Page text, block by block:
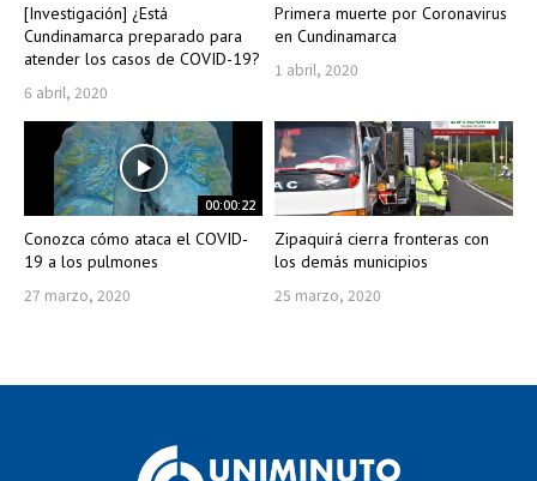
[Investigación] ¿Está
Cundinamarca preparado para
atender los casos de COVID-19?
6 abril, 2020
Primera muerte por Coronavirus
en Cundinamarca
1 abril, 2020
00:00:22
Conozca cómo ataca el COVID-
19 a los pulmones
27 marzo, 2020
Zipaquirá cierra fronteras con
los demás municipios
25 marzo, 2020